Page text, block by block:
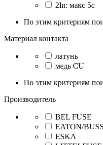
2In: макс 5с
По этим критериям
Материал контакта
латунь
медь CU
По этим критериям
Производитель
BEL FUSE
EATON/
ESKA